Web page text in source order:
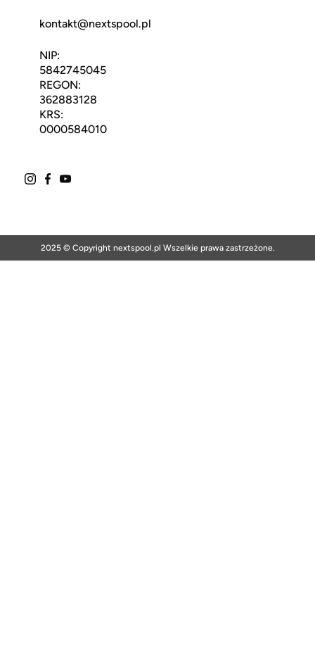
kontakt@nextspool.pl
NIP:
5842745045
REGON:
362883128
KRS:
0000584010